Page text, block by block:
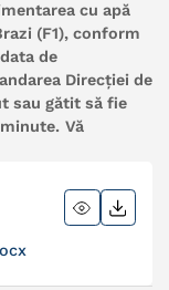
cu apă
(F1), conform
de
Direcției de
sau gătit să fie
Vă